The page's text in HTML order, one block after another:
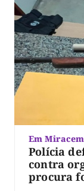
Em
Polícia
contra
procura